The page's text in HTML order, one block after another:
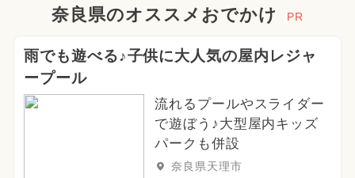
奈良県のオススメおでかけ PR
雨でも遊べる♪子供に大人気の屋内レジャ
ープール
流れるプールやスライダー
で遊ぼう♪大型屋内キッズ
パークも併設
奈良県天理市